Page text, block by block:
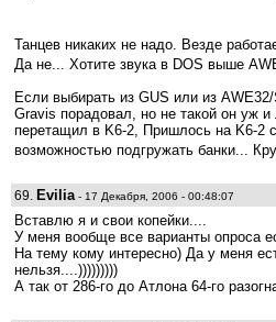
Танцев никаких не надо. Везде
Да не... Хотите звука в DOS выше
Если выбирать из GUS или из
Gravis порадовал, но не такой он уж
перетащил в K6-2, Пришлось на K6-2
возможностью подгружать банки...
69. Evilia - 17 Декабря, 2006 - 00:48:07
Вставлю я и свои копейки....
У меня вообще все варианты опроса
На тему кому интересно) Да у меня
нельзя....)))))))))
А так от 286-го до Атлона 64-го